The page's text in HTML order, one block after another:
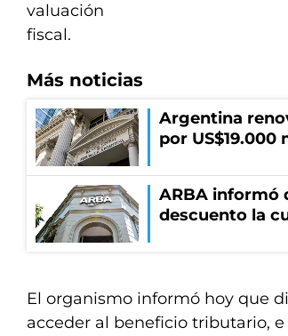
valuación
fiscal.
Más noticias
Argentina
por US$19.000
ARBA informó
descuento la
El organismo informó hoy que
acceder al beneficio tributario,